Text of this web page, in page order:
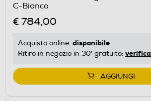
Calcolatore
di
energetico
di
Youreko.
C-Bianco
€ 784,00
Acquisto online: disponibile
Ritiro in negozio in 30' gratuito: verifica
AGGIUNGI